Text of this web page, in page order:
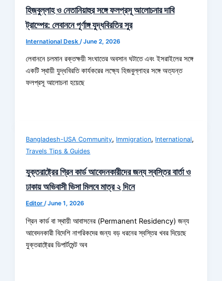
হিজবুল্লাহ ও নেতানিয়াহুর সঙ্গে ফলপ্রসূ আলোচনার দাবি
ট্রাম্পের: লেবাননে পূর্ণাঙ্গ যুদ্ধবিরতির সুর
International Desk /June 2, 2026
লেবাননে চলমান রক্তক্ষয়ী সংঘাতের অবসান ঘটাতে এবং ইসরাইলের সঙ্গে
একটি স্থায়ী যুদ্ধবিরতি কার্যকরের লক্ষ্যে হিজবুল্লাহর সঙ্গে অত্যন্ত
ফলপ্রসূ আলোচনা হয়েছে
Bangladesh-USA Community, Immigration, International,
Travels Tips & Guides
যুক্তরাষ্ট্রের গ্রিন কার্ড আবেদনকারীদের জন্য স্বস্তির বার্তা ও
ঢাকায় অভিবাসী ভিসা মিলবে মাত্র ২ দিনে
Editor/June 1, 2026
গ্রিন কার্ড বা স্থায়ী আবাসনের (Permanent Residency) জন্য
আবেদনকারী বিদেশি নাগরিকদের জন্য বড় ধরনের স্বস্তির খবর দিয়েছে
যুক্তরাষ্ট্রের ডিপার্টমেন্ট অব